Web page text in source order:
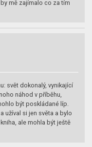
mě zajímalo co za tím
svět dokonalý, vynikající
náhod v příběhu,
být poskládané líp.
užíval si jen světa a bylo
ale mohla být ještě